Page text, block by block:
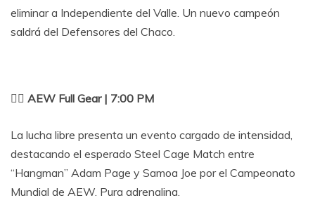
eliminar a Independiente del Valle. Un nuevo campeón
saldrá del Defensores del Chaco.
🤼‍♂️ AEW Full Gear | 7:00 PM
La lucha libre presenta un evento cargado de intensidad,
destacando el esperado Steel Cage Match entre
“Hangman” Adam Page y Samoa Joe por el Campeonato
Mundial de AEW. Pura adrenalina.